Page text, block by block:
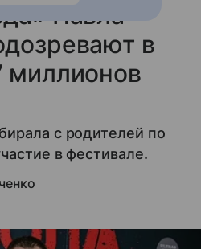
Павла
в
миллионов
с родителей по
в фестивале.